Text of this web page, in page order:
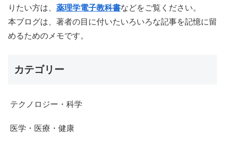
りたい方は、 薬理学電子教科書などをご覧ください。
本ブログは、著者の目に付いたいろいろな記事を記憶に留
めるためのメモです。
カテゴリー
テクノロジー・科学
医学・医療・健康